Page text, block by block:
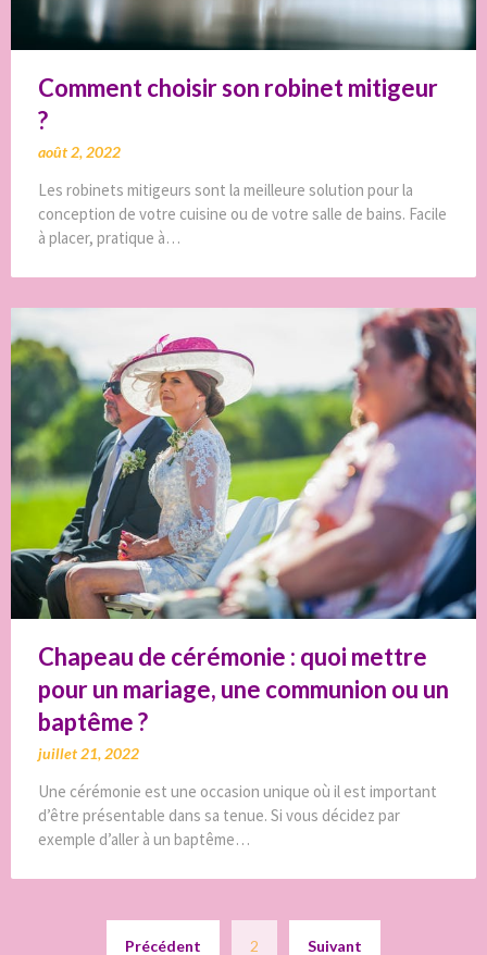
Comment choisir son robinet mitigeur
?
août 2, 2022
Les robinets mitigeurs sont la meilleure solution pour la
conception de votre cuisine ou de votre salle de bains. Facile
à placer, pratique à…
Chapeau de cérémonie : quoi mettre
pour un mariage, une communion ou un
baptême ?
juillet 21, 2022
Une cérémonie est une occasion unique où il est important
d’être présentable dans sa tenue. Si vous décidez par
exemple d’aller à un baptême…
Pagination
Précédent 2 Suivant